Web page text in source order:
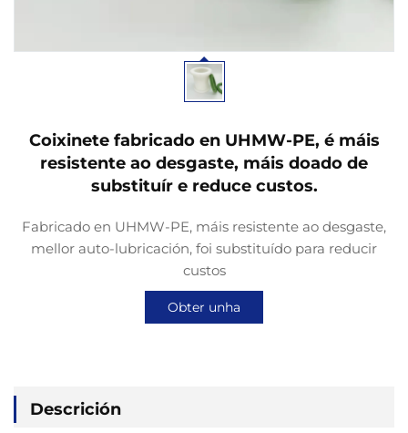
Coixinete fabricado en UHMW-PE, é máis
resistente ao desgaste, máis doado de
substituír e reduce custos.
Fabricado en UHMW-PE, máis resistente ao desgaste,
mellor auto-lubricación, foi substituído para reducir
custos
Obter unha
Descrición